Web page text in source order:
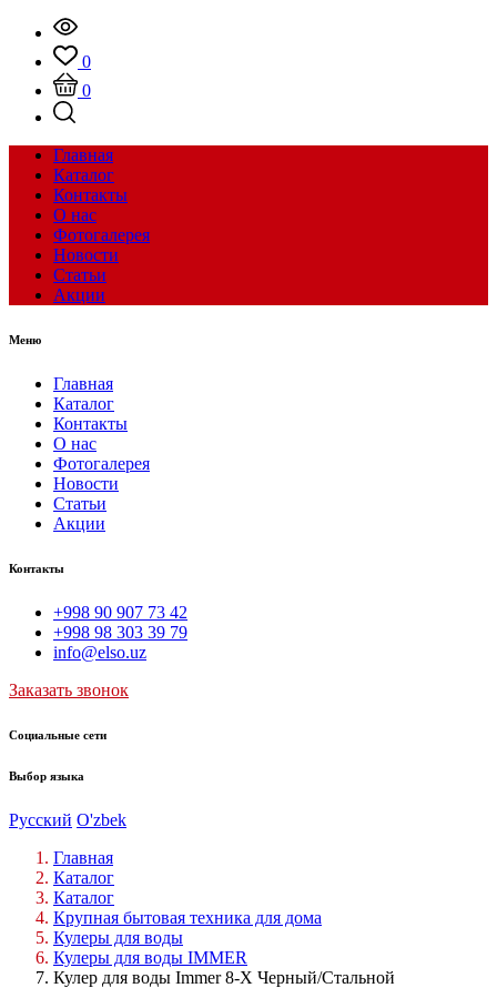
0
0
Главная
Каталог
Контакты
О нас
Фотогалерея
Новости
Статьи
Акции
Меню
Главная
Каталог
Контакты
О нас
Фотогалерея
Новости
Статьи
Акции
Контакты
+998 90 907 73 42
+998 98 303 39 79
info@elso.uz
Заказать звонок
Социальные сети
Выбор языка
Русский O'zbek
Главная
Каталог
Каталог
Крупная бытовая техника для дома
Кулеры для воды
Кулеры для воды IMMER
Кулер для воды Immer 8-X Черный/Стальной